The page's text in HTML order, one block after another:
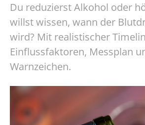
Du reduzierst Alkohol oder
willst wissen, wann der
wird? Mit realistischer
Einflussfaktoren, Messplan
Warnzeichen.